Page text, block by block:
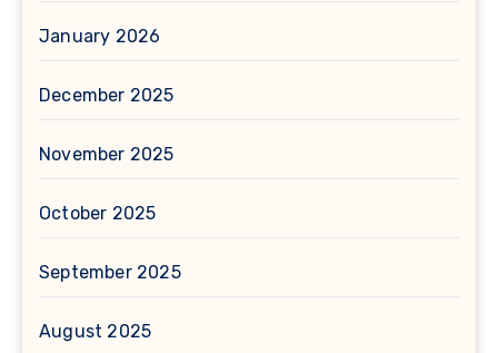
January 2026
December 2025
November 2025
October 2025
September 2025
August 2025